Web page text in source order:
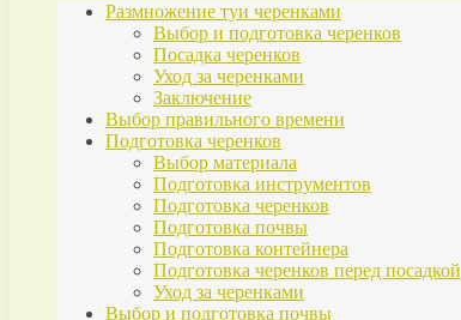
Размножение туи черенками
Выбор и подготовка черенков
Посадка черенков
Уход за черенками
Заключение
Выбор правильного времени
Подготовка черенков
Выбор материала
Подготовка инструментов
Подготовка черенков
Подготовка почвы
Подготовка контейнера
Подготовка черенков перед посадкой
Уход за черенками
Выбор и подготовка почвы